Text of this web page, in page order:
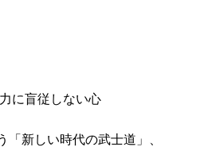
に盲従しない心
「新しい時代の武士道」、